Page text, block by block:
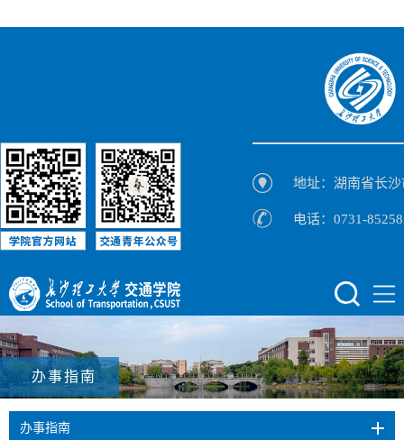
地址：湖南省长
电话：0731-
办事指南
办事指南